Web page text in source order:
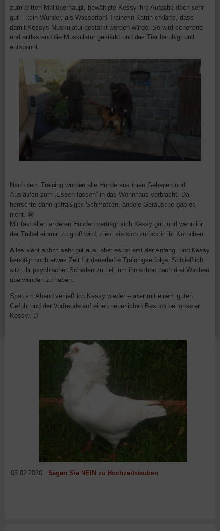
zum dritten Mal überhaupt, bewältigte Kessy ihre Aufgabe doch sehr
gut – kein Wunder, als Wasserfan! Trainerin Katrin erklärte, dass
damit Kessys Muskulatur gestärkt werden würde. So wird schonend
und entlastend die Muskulatur gestärkt und das Tier beruhigt und
entspannt.
Nach dem Training wurden alle Hunde aus ihren Gehegen und
Ausläufen zum „Essen fassen“ in das Wohnhaus verbracht. Da
herrschte dann gefräßiges Schmatzen, andere Geräusche gab es
nicht. 😀
Mit fast allen anderen Hunden verträgt sich Kessy gut, und wenn ihr
der Trubel einmal zu groß wird, zieht sie sich zurück in ihr Körbchen.
Alles sieht schon sehr gut aus, aber es ist erst der Anfang, und Kessy
benötigt noch etwas Zeit für dauerhafte Trainingserfolge. Schließlich
sitzt ihr psychischer Schaden zu tief, um ihn schon nach drei Wochen
überwunden zu haben.
Spät am Abend verließ ich Kessy wieder – aber mit einem guten
Gefühl und der Vorfreude auf einen neuerlichen Besuch bei unserer
Kessy.:-D
05.02.2020 Sagen Sie NEIN zu Hochzeitstauben